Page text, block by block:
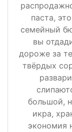
паста,
семейный
вы
дороже за
твёрдых
большой,
икра,
экономия